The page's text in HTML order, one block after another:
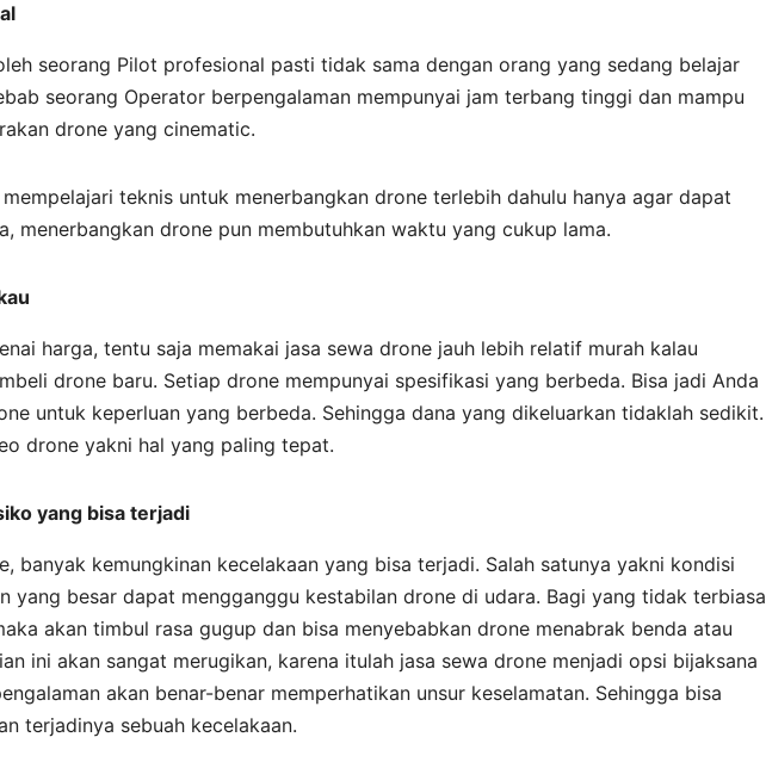
seorang Pilot profesional pasti tidak sama dengan orang yang sedang belajar
seorang Operator berpengalaman mempunyai jam terbang tinggi dan mampu
drone yang cinematic.
teknis untuk menerbangkan drone terlebih dahulu hanya agar dapat
menerbangkan drone pun membutuhkan waktu yang cukup lama.
harga, tentu saja memakai jasa sewa drone jauh lebih relatif murah kalau
drone baru. Setiap drone mempunyai spesifikasi yang berbeda. Bisa jadi Anda
untuk keperluan yang berbeda. Sehingga dana yang dikeluarkan tidaklah sedikit.
drone yakni hal yang paling tepat.
yang bisa terjadi
banyak kemungkinan kecelakaan yang bisa terjadi. Salah satunya yakni kondisi
yang besar dapat mengganggu kestabilan drone di udara. Bagi yang tidak terbiasa
akan timbul rasa gugup dan bisa menyebabkan drone menabrak benda atau
ini akan sangat merugikan, karena itulah jasa sewa drone menjadi opsi bijaksana
akan benar-benar memperhatikan unsur keselamatan. Sehingga bisa
terjadinya sebuah kecelakaan.